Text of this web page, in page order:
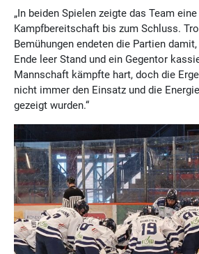
„In beiden Spielen zeigte das Team
Kampfbereitschaft bis zum Schluss.
Bemühungen endeten die Partien
Ende leer Stand und ein Gegentor
Mannschaft kämpfte hart, doch die
nicht immer den Einsatz und die
gezeigt wurden.“